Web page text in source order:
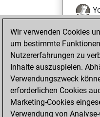
Fritz
23,
Wir verwenden Cookies
um bestimmte
Nutzererfahrungen zu
Inhalte auszuspielen.
Verwendungszweck
erforderlichen Cookies
Marketing-Cookies
Verwendung von